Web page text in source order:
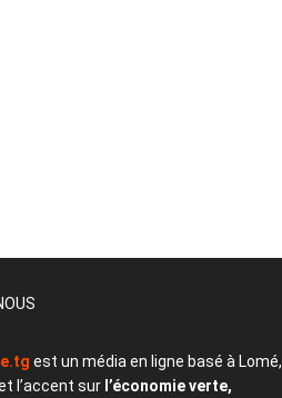
est un média en ligne basé à Lomé,
l’accent sur l’économie verte,